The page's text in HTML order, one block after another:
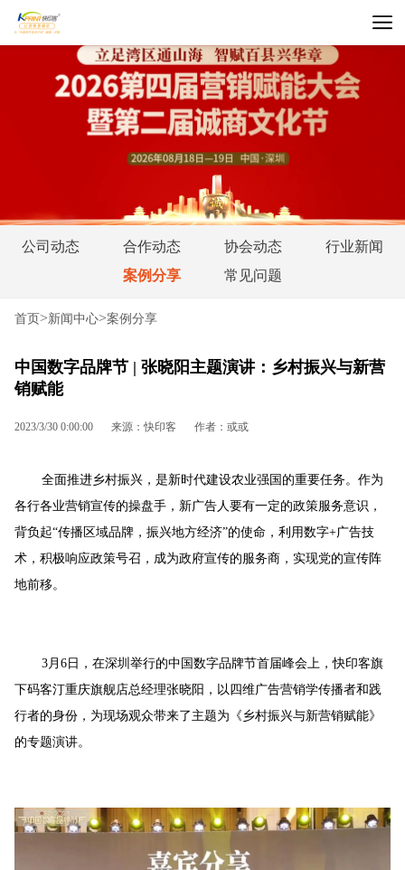
公司动态 合作动态 协会动态
行业新闻
案例分享
常见问题
首页>新闻中心>案例分享
中国数字品牌节 | 张晓阳主题演讲：乡村振兴与新营
销赋能
2023/3/30 0:00:00 来源：快印客 作者：或或
全面推进乡村振兴，是新时代建设农业强国的重要任务。作为
各行各业营销宣传的操盘手，新广告人要有一定的政策服务意识，
背负起“传播区域品牌，振兴地方经济”的使命，利用数字+广告技
术，积极响应政策号召，成为政府宣传的服务商，实现党的宣传阵
地前移。
3月6日，在深圳举行的中国数字品牌节首届峰会上，快印客旗
下码客汀重庆旗舰店总经理张晓阳，以四维广告营销学传播者和践
行者的身份，为现场观众带来了主题为《乡村振兴与新营销赋能》
的专题演讲。